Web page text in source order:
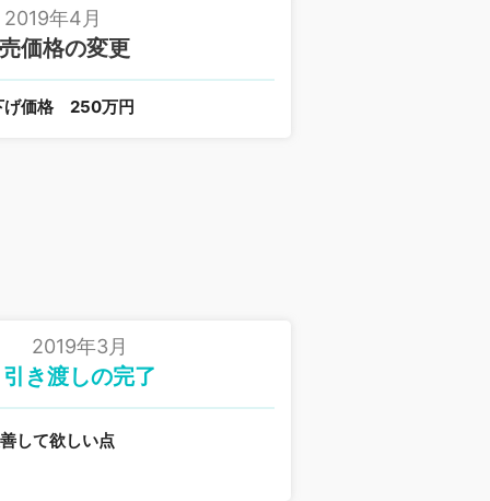
2019年4月
価格の変更
げ価格 250万円
2019年3月
引き渡しの完了
して欲しい点